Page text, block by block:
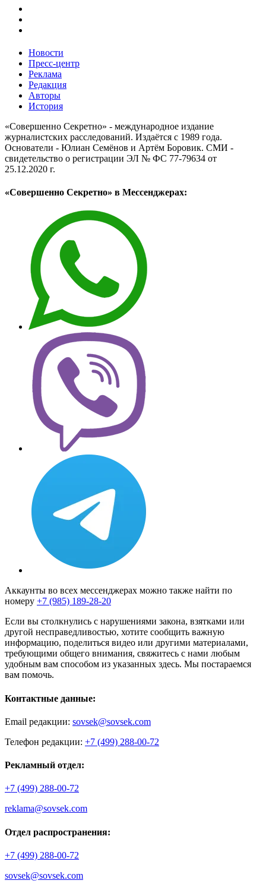
Новости
Пресс-центр
Реклама
Редакция
Авторы
История
«Совершенно Секретно» - международное издание
журналистских расследований. Издаётся с 1989 года.
Основатели - Юлиан Семёнов и Артём Боровик. CМИ -
свидетельство о регистрации ЭЛ № ФС 77-79634 от
25.12.2020 г.
«Совершенно Секретно» в Мессенджерах:
Аккаунты во всех мессенджерах можно также найти по
номеру +7 (985) 189-28-20
Если вы столкнулись с нарушениями закона, взятками или
другой несправедливостью, хотите сообщить важную
информацию, поделиться видео или другими материалами,
требующими общего внимания, свяжитесь с нами любым
удобным вам способом из указанных здесь. Мы постараемся
вам помочь.
Контактные данные:
Email редакции: sovsek@sovsek.com
Телефон редакции: +7 (499) 288-00-72
Рекламный отдел:
+7 (499) 288-00-72
reklama@sovsek.com
Отдел распространения:
+7 (499) 288-00-72
sovsek@sovsek.com